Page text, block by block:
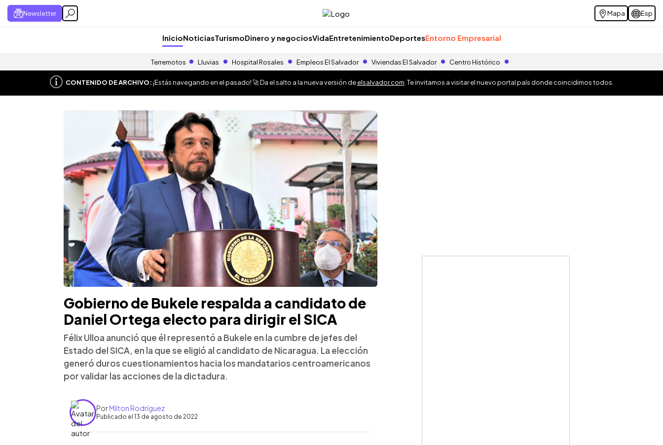
Newsletter Mapa Esp
InicioNoticiasTurismoDinero y negociosVidaEntretenimientoDeportesEntorno Empresarial
Terremotos Lluvias Hospital Rosales Empleos El Salvador Viviendas El Salvador Centro Histórico
CONTENIDO DE ARCHIVO:¡Estás navegando en el pasado! 🚀 Da el salto a la nueva versión deelsalvador.com . Te invitamos a visitar el nuevo portal país donde coincidimos todos.
Gobierno de Bukele respalda a candidato de
Daniel Ortega electo para dirigir el SICA
Félix Ulloa anunció que él representó a Bukele en la cumbre de jefes del
Estado del SICA, en la que se eligió al candidato de Nicaragua. La elección
generó duros cuestionamientos hacia los mandatarios centroamericanos
por validar las acciones de la dictadura.
PorMilton Rodríguez
Publicado el 13 de agosto de 2022